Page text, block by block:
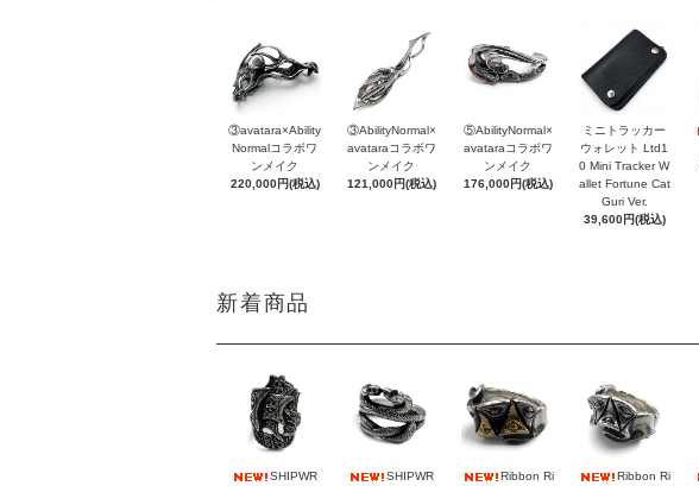
③avatara×Ability
Normalコラボワ
ンメイク
220,000円(税込)
③AbilityNormal×
avataraコラボワ
ンメイク
121,000円(税込)
⑤AbilityNormal×
avataraコラボワ
ンメイク
176,000円(税込)
ミニトラッカー
ウォレット Ltd1
0 Mini Tracker W
allet Fortune Cat
Guri Ver.
39,600円(税込)
新着商品
SHIPWR
SHIPWR
Ribbon Ri
Ribbon Ri